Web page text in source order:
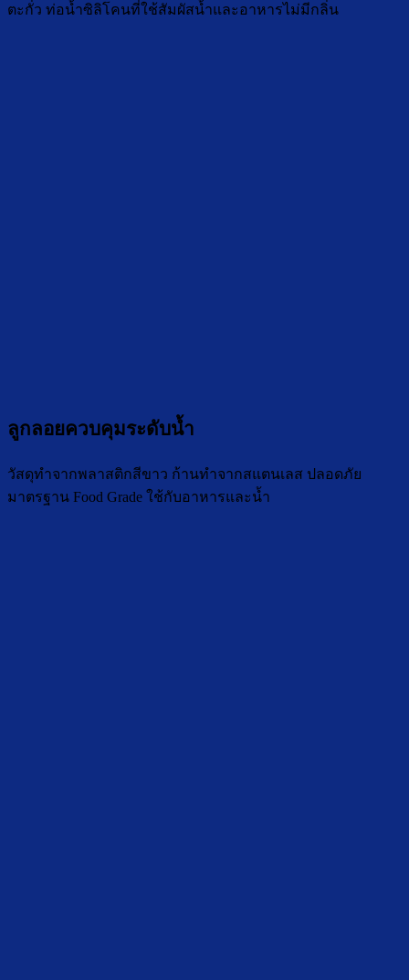
ตะกั่ว ท่อน้ำซิลิโคนที่ใช้สัมผัสน้ำและอาหารไม่มีกลิ่น
ลูกลอยควบคุมระดับน้ำ
วัสดุทำจากพลาสติกสีขาว ก้านทำจากสแตนเลส ปลอดภัย
มาตรฐาน Food Grade ใช้กับอาหารและน้ำ